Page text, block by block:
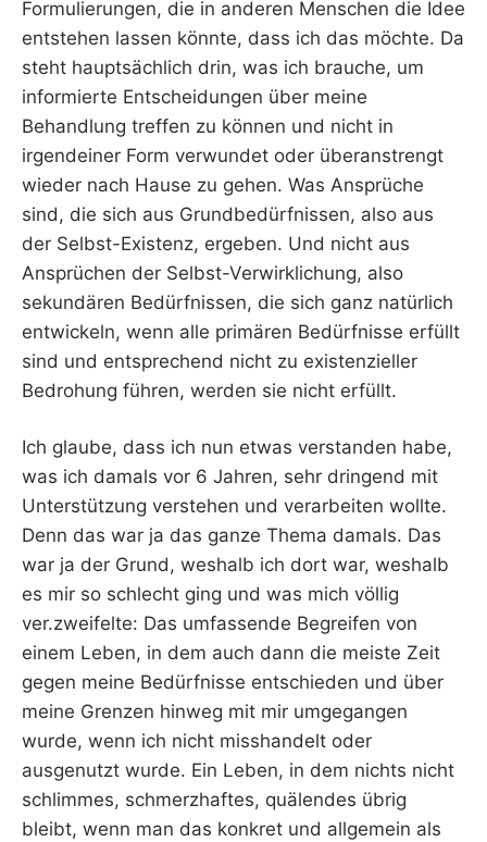
Formulierungen, die in anderen Menschen die Idee
entstehen lassen könnte, dass ich das möchte. Da
steht hauptsächlich drin, was ich brauche, um
informierte Entscheidungen über meine
Behandlung treffen zu können und nicht in
irgendeiner Form verwundet oder überanstrengt
wieder nach Hause zu gehen. Was Ansprüche
sind, die sich aus Grundbedürfnissen, also aus
der Selbst-Existenz, ergeben. Und nicht aus
Ansprüchen der Selbst-Verwirklichung, also
sekundären Bedürfnissen, die sich ganz natürlich
entwickeln, wenn alle primären Bedürfnisse erfüllt
sind und entsprechend nicht zu existenzieller
Bedrohung führen, werden sie nicht erfüllt.
Ich glaube, dass ich nun etwas verstanden habe,
was ich damals vor 6 Jahren, sehr dringend mit
Unterstützung verstehen und verarbeiten wollte.
Denn das war ja das ganze Thema damals. Das
war ja der Grund, weshalb ich dort war, weshalb
es mir so schlecht ging und was mich völlig
ver.zweifelte: Das umfassende Begreifen von
einem Leben, in dem auch dann die meiste Zeit
gegen meine Bedürfnisse entschieden und über
meine Grenzen hinweg mit mir umgegangen
wurde, wenn ich nicht misshandelt oder
ausgenutzt wurde. Ein Leben, in dem nichts nicht
schlimmes, schmerzhaftes, quälendes übrig
bleibt, wenn man das konkret und allgemein als